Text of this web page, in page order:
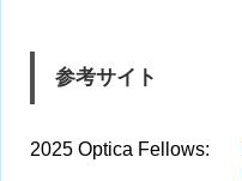
参考サイト
2025 Optica Fellows: